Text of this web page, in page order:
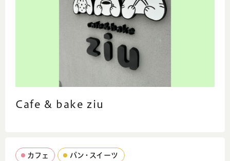
Cafe & bake ziu
カフェ
パン・スイーツ